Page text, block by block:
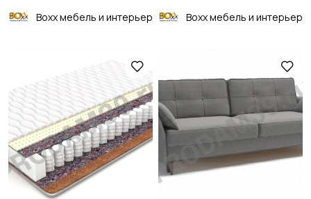
Boxx мебель и интерьер Boxx мебель и интерьер